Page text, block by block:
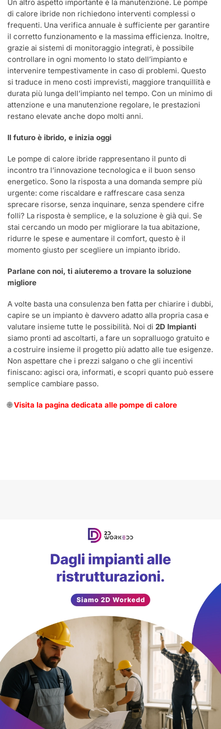
Un altro aspetto importante è la manutenzione. Le pompe
di calore ibride non richiedono interventi complessi o
frequenti. Una verifica annuale è sufficiente per garantire
il corretto funzionamento e la massima efficienza. Inoltre,
grazie ai sistemi di monitoraggio integrati, è possibile
controllare in ogni momento lo stato dell’impianto e
intervenire tempestivamente in caso di problemi. Questo
si traduce in meno costi imprevisti, maggiore tranquillità e
durata più lunga dell’impianto nel tempo. Con un minimo di
attenzione e una manutenzione regolare, le prestazioni
restano elevate anche dopo molti anni.
Il futuro è ibrido, e inizia oggi
Le pompe di calore ibride rappresentano il punto di
incontro tra l’innovazione tecnologica e il buon senso
energetico. Sono la risposta a una domanda sempre più
urgente: come riscaldare e raffrescare casa senza
sprecare risorse, senza inquinare, senza spendere cifre
folli? La risposta è semplice, e la soluzione è già qui. Se
stai cercando un modo per migliorare la tua abitazione,
ridurre le spese e aumentare il comfort, questo è il
momento giusto per scegliere un impianto ibrido.
Parlane con noi, ti aiuteremo a trovare la soluzione
migliore
A volte basta una consulenza ben fatta per chiarire i dubbi,
capire se un impianto è davvero adatto alla propria casa e
valutare insieme tutte le possibilità. Noi di 2D Impianti
siamo pronti ad ascoltarti, a fare un sopralluogo gratuito e
a costruire insieme il progetto più adatto alle tue esigenze.
Non aspettare che i prezzi salgano o che gli incentivi
finiscano: agisci ora, informati, e scopri quanto può essere
semplice cambiare passo.
🌐Visita la pagina dedicata alle pompe di calore